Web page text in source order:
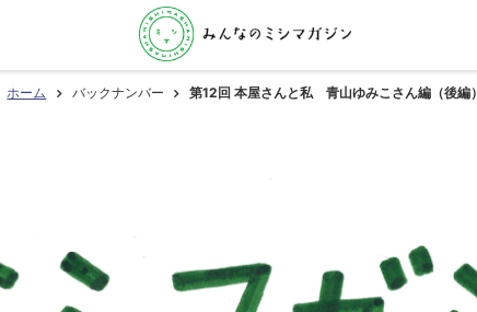
ホーム バックナンバー 第12回 本屋さんと私 青山ゆみこさん編（後編）